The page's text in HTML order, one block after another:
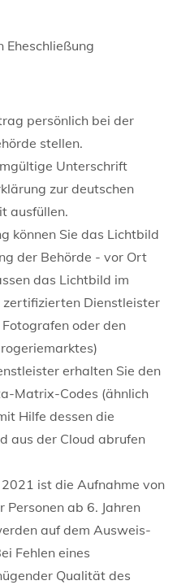
Eheschließung
persönlich bei der
stellen.
Unterschrift
zur deutschen
ausfüllen.
können Sie das Lichtbild
der Behörde - vor Ort
das Lichtbild im
zertifizierten Dienstleister
oder den
erhalten Sie den
Matrix-Codes (ähnlich
Hilfe dessen die
aus der Cloud abrufen
ist die Aufnahme von
Personen ab 6. Jahren
auf dem Ausweis-
Fehlen eines
Qualität des